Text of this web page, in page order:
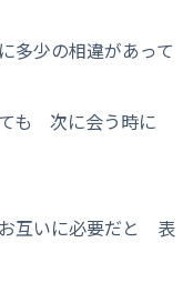
少の相違があって
も 次に会う時に
互いに必要だと 表